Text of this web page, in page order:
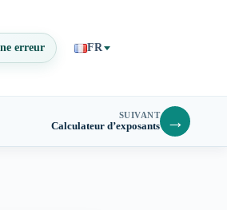
erreur FR
SUIVANT
Calculateur d’exposants →